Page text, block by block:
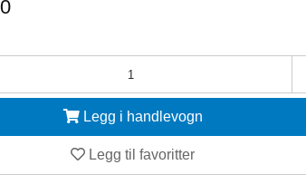
Legg i handlevogn
Legg til favoritter